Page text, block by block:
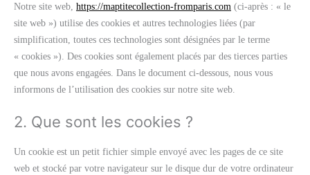
Notre site web, https://maptitecollection-fromparis.com (ci-après : « le
site web ») utilise des cookies et autres technologies liées (par
simplification, toutes ces technologies sont désignées par le terme
« cookies »). Des cookies sont également placés par des tierces parties
que nous avons engagées. Dans le document ci-dessous, nous vous
informons de l’utilisation des cookies sur notre site web.
2. Que sont les cookies ?
Un cookie est un petit fichier simple envoyé avec les pages de ce site
web et stocké par votre navigateur sur le disque dur de votre ordinateur